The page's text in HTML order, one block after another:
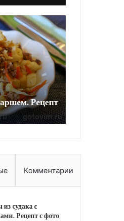
с морковью и
Комментарии
судака с
Рецепт с фото